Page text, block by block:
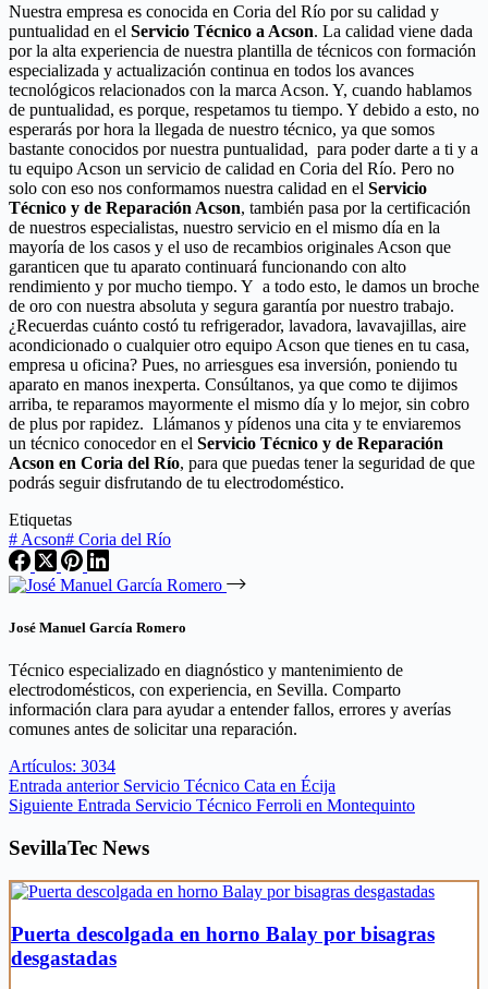
Nuestra empresa es conocida en Coria del Río por su calidad y
puntualidad en el Servicio Técnico a Acson. La calidad viene dada
por la alta experiencia de nuestra plantilla de técnicos con formación
especializada y actualización continua en todos los avances
tecnológicos relacionados con la marca Acson. Y, cuando hablamos
de puntualidad, es porque, respetamos tu tiempo. Y debido a esto, no
esperarás por hora la llegada de nuestro técnico, ya que somos
bastante conocidos por nuestra puntualidad, para poder darte a ti y a
tu equipo Acson un servicio de calidad en Coria del Río. Pero no
solo con eso nos conformamos nuestra calidad en el Servicio
Técnico y de Reparación Acson, también pasa por la certificación
de nuestros especialistas, nuestro servicio en el mismo día en la
mayoría de los casos y el uso de recambios originales Acson que
garanticen que tu aparato continuará funcionando con alto
rendimiento y por mucho tiempo. Y a todo esto, le damos un broche
de oro con nuestra absoluta y segura garantía por nuestro trabajo.
¿Recuerdas cuánto costó tu refrigerador, lavadora, lavavajillas, aire
acondicionado o cualquier otro equipo Acson que tienes en tu casa,
empresa u oficina? Pues, no arriesgues esa inversión, poniendo tu
aparato en manos inexperta. Consúltanos, ya que como te dijimos
arriba, te reparamos mayormente el mismo día y lo mejor, sin cobro
de plus por rapidez. Llámanos y pídenos una cita y te enviaremos
un técnico conocedor en el Servicio Técnico y de Reparación
Acson en Coria del Río, para que puedas tener la seguridad de que
podrás seguir disfrutando de tu electrodoméstico.
Etiquetas
# Acson# Coria del Río
José Manuel García Romero
Técnico especializado en diagnóstico y mantenimiento de
electrodomésticos, con experiencia, en Sevilla. Comparto
información clara para ayudar a entender fallos, errores y averías
comunes antes de solicitar una reparación.
Artículos: 3034
Entrada anterior Servicio Técnico Cata en Écija
Siguiente Entrada Servicio Técnico Ferroli en Montequinto
SevillaTec News
Puerta descolgada en horno Balay por bisagras
desgastadas